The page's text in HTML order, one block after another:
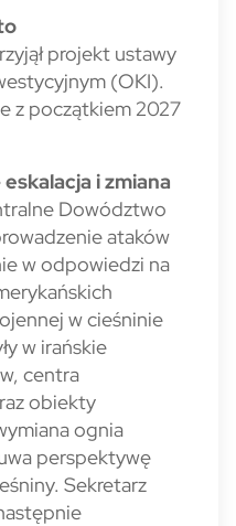
projekt ustawy
(OKI).
z początkiem 2027
i zmiana
Dowództwo
ataków
w odpowiedzi na
w cieśninie
w irańskie
centra
obiekty
ognia
perspektywę
Sekretarz